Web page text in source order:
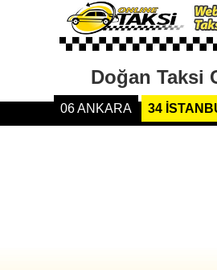
Doğan Taksi
06 ANKARA 34